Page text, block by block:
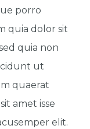
porro
quia dolor sit
quia non
ut
quaerat
amet isse
elit.